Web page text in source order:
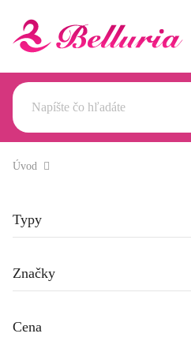
Úvod
Typy
Značky
Cena